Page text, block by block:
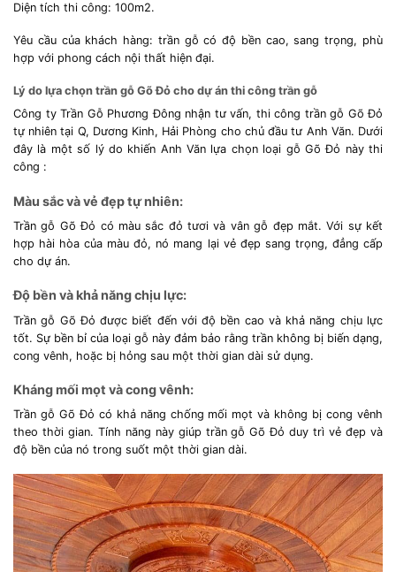
Diện tích thi công: 100m2.
Yêu cầu của khách hàng: trần gỗ có độ bền cao, sang trọng, phù
hợp với phong cách nội thất hiện đại.
Lý do lựa chọn trần gỗ Gõ Đỏ cho dự án thi công trần gỗ
Công ty Trần Gỗ Phương Đông nhận tư vấn, thi công trần gỗ Gõ Đỏ
tự nhiên tại Q, Dương Kinh, Hải Phòng cho chủ đầu tư Anh Văn. Dưới
đây là một số lý do khiến Anh Văn lựa chọn loại gỗ Gõ Đỏ này thi
công :
Màu sắc và vẻ đẹp tự nhiên:
Trần gỗ Gõ Đỏ có màu sắc đỏ tươi và vân gỗ đẹp mắt. Với sự kết
hợp hài hòa của màu đỏ, nó mang lại vẻ đẹp sang trọng, đẳng cấp
cho dự án.
Độ bền và khả năng chịu lực:
Trần gỗ Gõ Đỏ được biết đến với độ bền cao và khả năng chịu lực
tốt. Sự bền bỉ của loại gỗ này đảm bảo rằng trần không bị biến dạng,
cong vênh, hoặc bị hỏng sau một thời gian dài sử dụng.
Kháng mối mọt và cong vênh:
Trần gỗ Gõ Đỏ có khả năng chống mối mọt và không bị cong vênh
theo thời gian. Tính năng này giúp trần gỗ Gõ Đỏ duy trì vẻ đẹp và
độ bền của nó trong suốt một thời gian dài.